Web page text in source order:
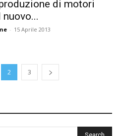
di motori
- 15 Aprile 2013
2 3